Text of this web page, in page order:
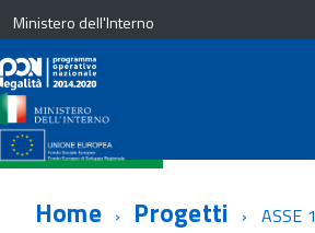
Ministero dell'Interno
Home Progetti ASSE 1